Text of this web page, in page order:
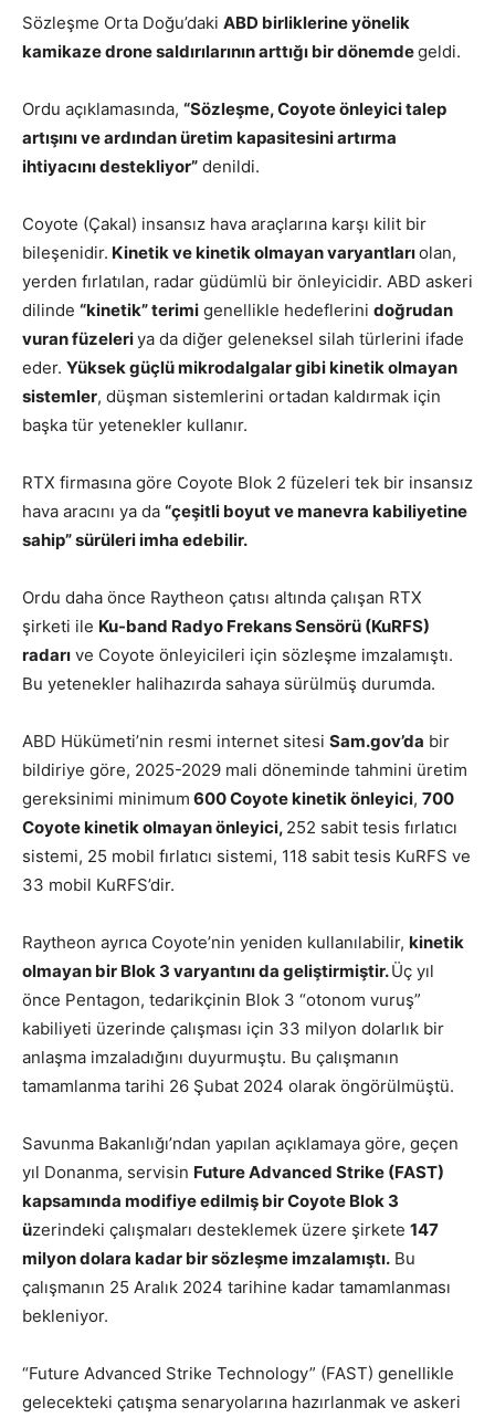
Sözleşme Orta Doğu’daki ABD birliklerine yönelik
kamikaze drone saldırılarının arttığı bir dönemdegeldi.
Ordu açıklamasında, “Sözleşme, Coyote önleyici talep
artışını ve ardından üretim kapasitesini artırma
ihtiyacını destekliyor” denildi.
Coyote (Çakal) insansız hava araçlarına karşı kilit bir
bileşenidir. Kinetik ve kinetik olmayan varyantlarıolan,
yerden fırlatılan, radar güdümlü bir önleyicidir. ABD askeri
dilinde “kinetik” terimi genellikle hedeflerini doğrudan
vuran füzeleriya da diğer geleneksel silah türlerini ifade
eder. Yüksek güçlü mikrodalgalar gibi kinetik olmayan
sistemler, düşman sistemlerini ortadan kaldırmak için
başka tür yetenekler kullanır.
RTX firmasına göre Coyote Blok 2 füzeleri tek bir insansız
hava aracını ya da “çeşitli boyut ve manevra kabiliyetine
sahip” sürüleri imha edebilir.
Ordu daha önce Raytheon çatısı altında çalışan RTX
şirketi ile Ku-band Radyo Frekans Sensörü (KuRFS)
radarı ve Coyote önleyicileri için sözleşme imzalamıştı.
Bu yetenekler halihazırda sahaya sürülmüş durumda.
ABD Hükümeti’nin resmi internet sitesi Sam.gov’da bir
bildiriye göre, 2025-2029 mali döneminde tahmini üretim
gereksinimi minimum 600 Coyote kinetik önleyici, 700
Coyote kinetik olmayan önleyici, 252 sabit tesis fırlatıcı
sistemi, 25 mobil fırlatıcı sistemi, 118 sabit tesis KuRFS ve
33 mobil KuRFS’dir.
Raytheon ayrıca Coyote’nin yeniden kullanılabilir, kinetik
olmayan bir Blok 3 varyantını da geliştirmiştir.Üç yıl
önce Pentagon, tedarikçinin Blok 3 “otonom vuruş”
kabiliyeti üzerinde çalışması için 33 milyon dolarlık bir
anlaşma imzaladığını duyurmuştu. Bu çalışmanın
tamamlanma tarihi 26 Şubat 2024 olarak öngörülmüştü.
Savunma Bakanlığı’ndan yapılan açıklamaya göre, geçen
yıl Donanma, servisin Future Advanced Strike (FAST)
kapsamında modifiye edilmiş bir Coyote Blok 3
üzerindeki çalışmaları desteklemek üzere şirkete 147
milyon dolara kadar bir sözleşme imzalamıştı. Bu
çalışmanın 25 Aralık 2024 tarihine kadar tamamlanması
bekleniyor.
“Future Advanced Strike Technology” (FAST) genellikle
gelecekteki çatışma senaryolarına hazırlanmak ve askeri